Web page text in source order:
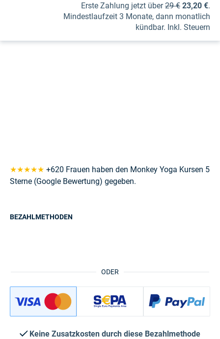
Erste Zahlung jetzt über29 € 23,20 €.
Mindestlaufzeit 3 Monate, dann monatlich
kündbar. Inkl. Steuern
★★★★★ +620 Frauen haben den Monkey Yoga Kursen 5
Sterne (Google Bewertung) gegeben.
ODER
BEZAHLMETHODEN
Keine Zusatzkosten durch diese Bezahlmethode